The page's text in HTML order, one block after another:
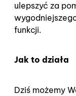
ulepszyć za
funkcji.
Jak to działa
Dziś możemy